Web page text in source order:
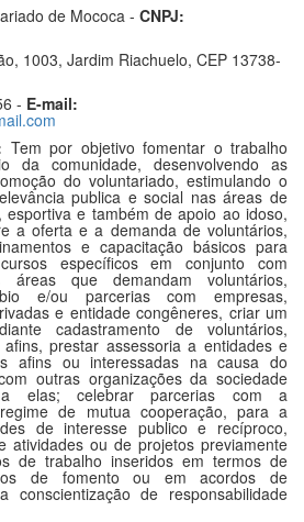
de Mococa - CNPJ:
1003, Jardim Riachuelo, CEP 13738-
- E-mail:
Tem por objetivo fomentar o trabalho
da comunidade, desenvolvendo as
do voluntariado, estimulando o
publica e social nas áreas de
esportiva e também de apoio ao idoso,
a oferta e a demanda de voluntários,
e capacitação básicos para
específicos em conjunto com
áreas que demandam voluntários,
e/ou parcerias com empresas,
e entidade congêneres, criar um
cadastramento de voluntários,
prestar assessoria a entidades e
afins ou interessadas na causa do
outras organizações da sociedade
elas; celebrar parcerias com a
de mutua cooperação, para a
de interesse publico e recíproco,
atividades ou de projetos previamente
de trabalho inseridos em termos de
de fomento ou em acordos de
conscientização de responsabilidade